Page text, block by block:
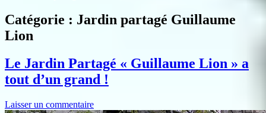
Catégorie : Jardin partagé Guillaume
Lion
Le Jardin Partagé « Guillaume Lion » a
tout d’un grand !
Laisser un commentaire